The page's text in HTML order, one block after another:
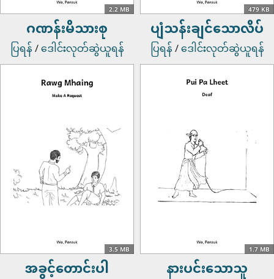
2.2 MB
ဂဏန်းမိသားစု
ပြရန် /ဒေါင်းလုတ်ဆွဲယူရန်
479 KB
ပျံသန်းချင်သောလိပ်
ပြရန် /ဒေါင်းလုတ်ဆွဲယူရန်
3.5 MB
အခွင့်တောင်းပါ
1.7 MB
နားပင်းသောသူ